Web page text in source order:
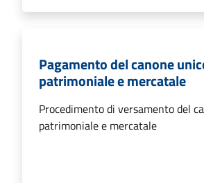
Pagamento del canone
patrimoniale e mercatale
Procedimento di versamento del
patrimoniale e mercatale